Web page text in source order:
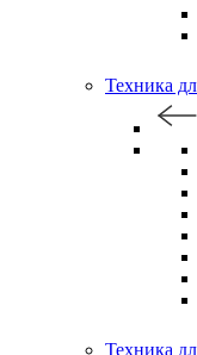
Техника
Техника